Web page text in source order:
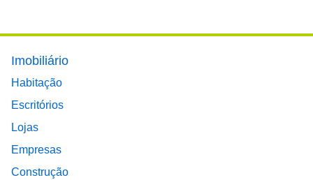
Footer main menu
Imobiliário
Habitação
Escritórios
Lojas
Empresas
Construção